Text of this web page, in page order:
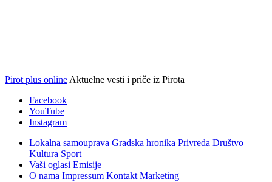
Facebook
YouTube
Lokalna samouprava
Kultura Sport
Vaši oglasi Emisije